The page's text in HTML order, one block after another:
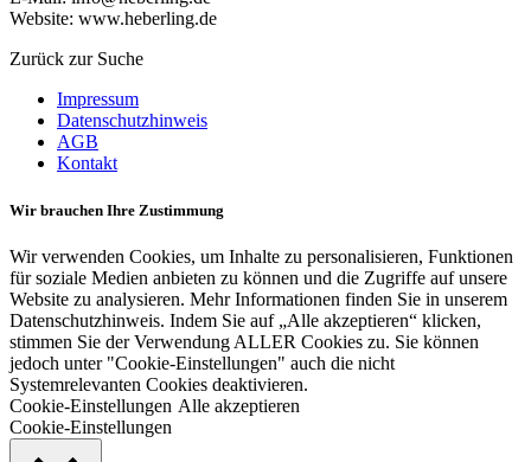
Website: www.heberling.de
Zurück zur Suche
Impressum
Datenschutzhinweis
AGB
Kontakt
Wir brauchen Ihre Zustimmung
Wir verwenden Cookies, um Inhalte zu personalisieren, Funktionen
für soziale Medien anbieten zu können und die Zugriffe auf unsere
Website zu analysieren. Mehr Informationen finden Sie in unserem
Datenschutzhinweis. Indem Sie auf „Alle akzeptieren“ klicken,
stimmen Sie der Verwendung ALLER Cookies zu. Sie können
jedoch unter "Cookie-Einstellungen" auch die nicht
Systemrelevanten Cookies deaktivieren.
Cookie-Einstellungen Alle akzeptieren
Cookie-Einstellungen